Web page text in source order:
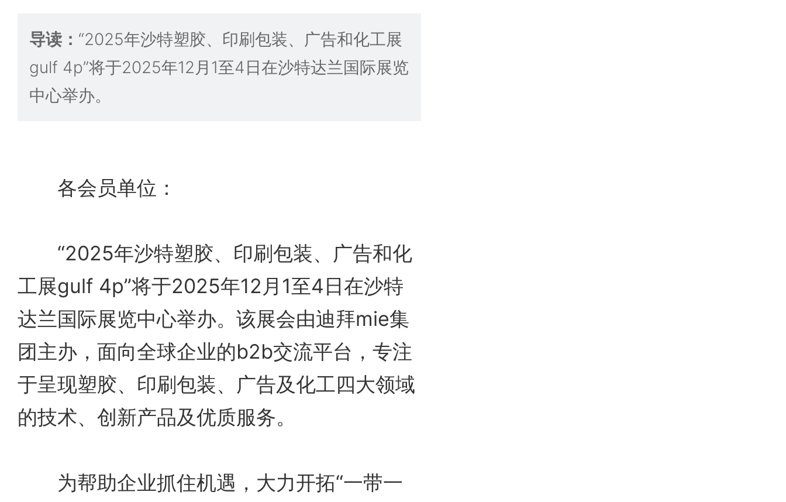
导读： “2025年沙特塑胶、印刷包装、广告和化工展
gulf 4p”将于2025年12月1至4日在沙特达兰国际展览
中心举办。
各会员单位：
“2025年沙特塑胶、印刷包装、广告和化
工展gulf 4p”将于2025年12月1至4日在沙特
达兰国际展览中心举办。该展会由迪拜mie集
团主办，面向全球企业的b2b交流平台，专注
于呈现塑胶、印刷包装、广告及化工四大领域
的技术、创新产品及优质服务。
为帮助企业抓住机遇，大力开拓“一带一